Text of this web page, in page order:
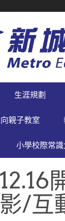
生涯規劃
親子教室
小學校際常
/互